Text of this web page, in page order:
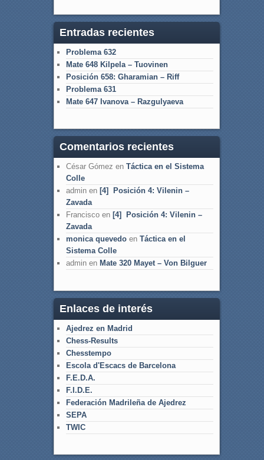
Entradas recientes
Problema 632
Mate 648 Kilpela – Tuovinen
Posición 658: Gharamian – Riff
Problema 631
Mate 647 Ivanova – Razgulyaeva
Comentarios recientes
César Gómez en Táctica en el Sistema
Colle
adminen [4] Posición 4: Vilenin –
Zavada
Franciscoen [4] Posición 4: Vilenin –
Zavada
monica quevedoen Táctica en el
Sistema Colle
adminen Mate 320 Mayet – Von Bilguer
Enlaces de interés
Ajedrez en Madrid
Chess-Results
Chesstempo
Escola d'Escacs de Barcelona
F.E.D.A.
F.I.D.E.
Federación Madrileña de Ajedrez
SEPA
TWIC